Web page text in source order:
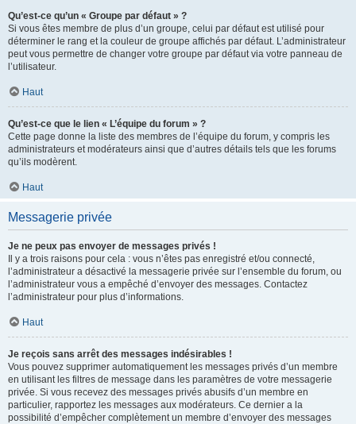
Qu’est-ce qu’un « Groupe par défaut » ?
Si vous êtes membre de plus d’un groupe, celui par défaut est utilisé pour
déterminer le rang et la couleur de groupe affichés par défaut. L’administrateur
peut vous permettre de changer votre groupe par défaut via votre panneau de
l’utilisateur.
Haut
Qu’est-ce que le lien « L’équipe du forum » ?
Cette page donne la liste des membres de l’équipe du forum, y compris les
administrateurs et modérateurs ainsi que d’autres détails tels que les forums
qu’ils modèrent.
Haut
Messagerie privée
Je ne peux pas envoyer de messages privés !
Il y a trois raisons pour cela : vous n’êtes pas enregistré et/ou connecté,
l’administrateur a désactivé la messagerie privée sur l’ensemble du forum, ou
l’administrateur vous a empêché d’envoyer des messages. Contactez
l’administrateur pour plus d’informations.
Haut
Je reçois sans arrêt des messages indésirables !
Vous pouvez supprimer automatiquement les messages privés d’un membre
en utilisant les filtres de message dans les paramètres de votre messagerie
privée. Si vous recevez des messages privés abusifs d’un membre en
particulier, rapportez les messages aux modérateurs. Ce dernier a la
possibilité d’empêcher complètement un membre d’envoyer des messages